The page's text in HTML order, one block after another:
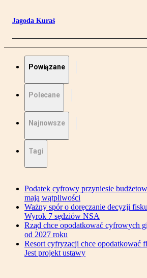
Jagoda Kuraś
Powiązane
Polecane
Najnowsze
Tagi
Podatek cyfrowy przyniesie
mają wątpliwości
Ważny spór o doręczanie decyzji
Wyrok 7 sędziów NSA
Rząd chce opodatkować cyfrowych
od 2027 roku
Resort cyfryzacji chce opodatkować
Jest projekt ustawy